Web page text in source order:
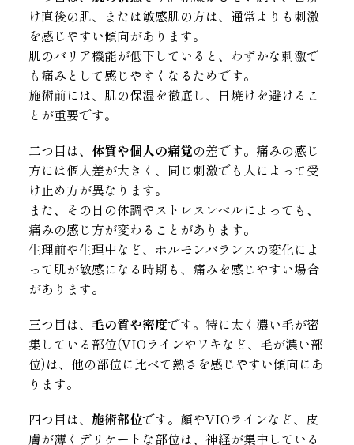
け直後の肌、または敏感肌の方は、通常よりも刺激
を感じやすい傾向があります。
肌のバリア機能が低下していると、わずかな刺激で
も痛みとして感じやすくなるためです。
施術前には、肌の保湿を徹底し、日焼けを避けるこ
とが重要です。
二つ目は、 体質や個人の痛覚の差です。痛みの感じ
方には個人差が大きく、同じ刺激でも人によって受
け止め方が異なります。
また、その日の体調やストレスレベルによっても、
痛みの感じ方が変わることがあります。
生理前や生理中など、ホルモンバランスの変化によ
って肌が敏感になる時期も、痛みを感じやすい場合
があります。
三つ目は、 毛の質や密度です。特に太く濃い毛が密
集している部位(VIOラインやワキなど、毛が濃い部
位)は、他の部位に比べて熱さを感じやすい傾向にあ
ります。
四つ目は、施術部位です。顔やVIOラインなど、皮
膚が薄くデリケートな部位は、神経が集中している